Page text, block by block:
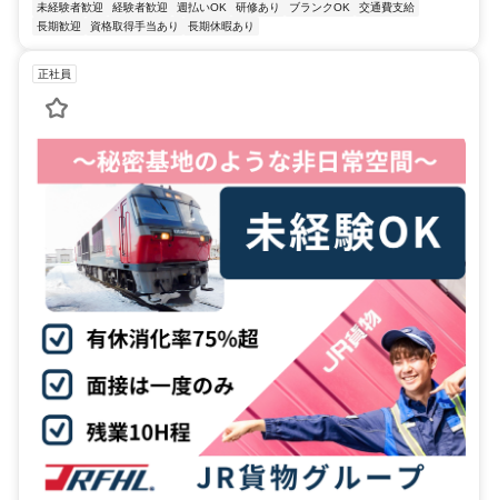
未経験者歓迎
経験者歓迎 週払いOK 研修あり ブランクOK
交通費支給
長期歓迎
資格取得手当あり 長期休暇あり
正社員